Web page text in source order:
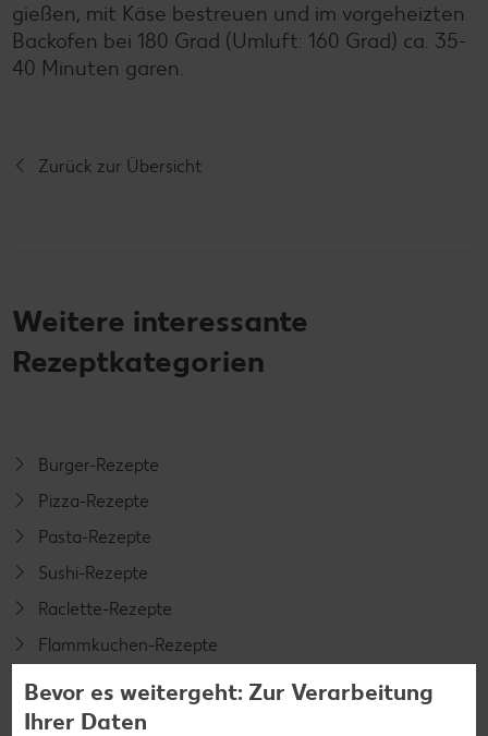
gießen, mit Käse bestreuen und im vorgeheizten
Backofen bei 180 Grad (Umluft: 160 Grad) ca. 35-
40 Minuten garen.
Zurück zur Übersicht
Weitere interessante
Rezeptkategorien
Burger-Rezepte
Pizza-Rezepte
Pasta-Rezepte
Sushi-Rezepte
Raclette-Rezepte
Flammkuchen-Rezepte
Frühstücksrezepte
Bevor es weitergeht: Zur Verarbeitung
Ihrer Daten